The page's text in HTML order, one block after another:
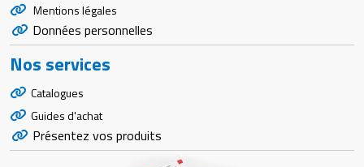
Mentions légales
Données personnelles
Nos services
Catalogues
Guides d'achat
Présentez vos produits